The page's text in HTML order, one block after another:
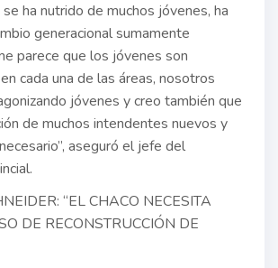
ha nutrido de muchos jóvenes, ha
generacional sumamente
parece que los jóvenes son
cada una de las áreas, nosotros
jóvenes y creo también que
de muchos intendentes nuevos y
aseguró el jefe del
“EL CHACO NECESITA
DE RECONSTRUCCIÓN DE